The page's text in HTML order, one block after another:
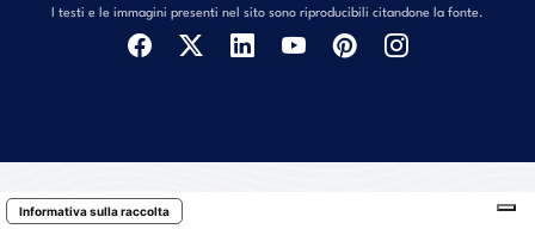
I testi e le immagini presenti nel sito sono riproducibili citandone la fonte.
Informativa sulla raccolta